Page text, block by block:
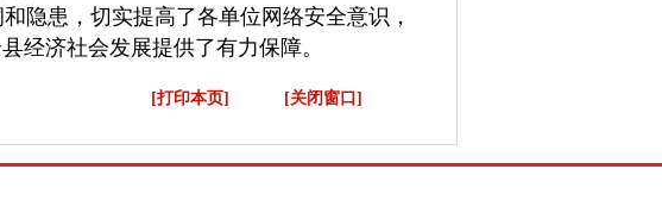
隐患，切实提高了各单位网络安全意识，
经济社会发展提供了有力保障。
[打印本页] [关闭窗口]